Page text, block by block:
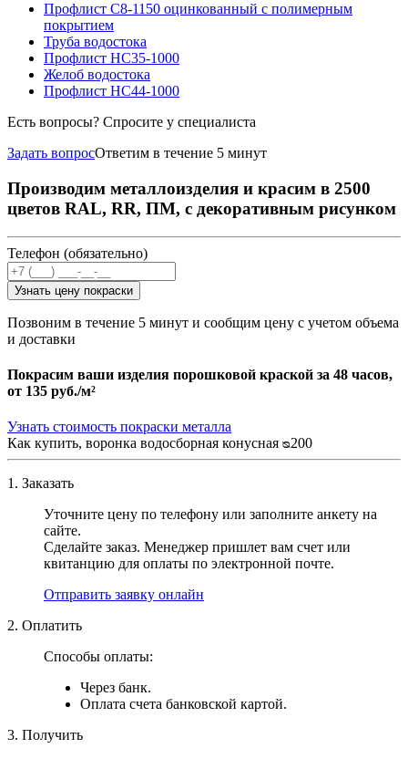
Профлист С8-1150 оцинкованный с полимерным
покрытием
Труба водостока
Профлист НС35-1000
Желоб водостока
Профлист НС44-1000
Есть вопросы? Спросите у специалиста
Задать вопросОтветим в течение 5 минут
Производим металлоизделия и красим в 2500
цветов RAL, RR, ПМ, с декоративным рисунком
Телефон (обязательно)
Узнать цену покраски
Позвоним в течение 5 минут и сообщим цену с учетом объема
и доставки
Покрасим ваши изделия порошковой краской за 48 часов,
от 135 руб./м²
Узнать стоимость покраски металла
Как купить, воронка водосборная конусная ᴓ200
1. Заказать
Уточните цену по телефону или заполните анкету на
сайте.
Сделайте заказ. Менеджер пришлет вам счет или
квитанцию для оплаты по электронной почте.
Отправить заявку онлайн
2. Оплатить
Способы оплаты:
Через банк.
Оплата счета банковской картой.
3. Получить